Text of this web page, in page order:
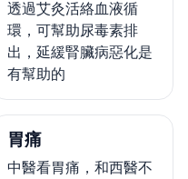
透過艾灸活絡血液循
環，可幫助尿毒素排
出，延緩腎臟病惡化是
有幫助的
胃痛
中醫看胃痛，和西醫不